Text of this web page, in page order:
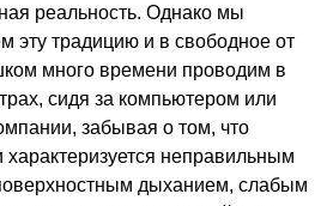
реальность. Однако мы
эту традицию и в свободное от
много времени проводим в
сидя за компьютером или
забывая о том, что
характеризуется неправильным
дыханием, слабым